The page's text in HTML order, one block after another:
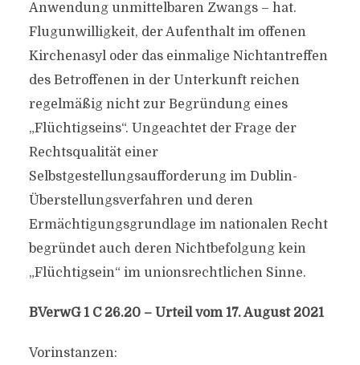
Anwendung unmittelbaren Zwangs – hat.
Flugunwilligkeit, der Aufenthalt im offenen
Kirchenasyl oder das einmalige Nichtantreffen
des Betroffenen in der Unterkunft reichen
regelmäßig nicht zur Begründung eines
„Flüchtigseins“. Ungeachtet der Frage der
Rechtsqualität einer
Selbstgestellungsaufforderung im Dublin-
Überstellungsverfahren und deren
Ermächtigungsgrundlage im nationalen Recht
begründet auch deren Nichtbefolgung kein
„Flüchtigsein“ im unionsrechtlichen Sinne.
BVerwG 1 C 26.20 – Urteil vom 17. August 2021
Vorinstanzen: